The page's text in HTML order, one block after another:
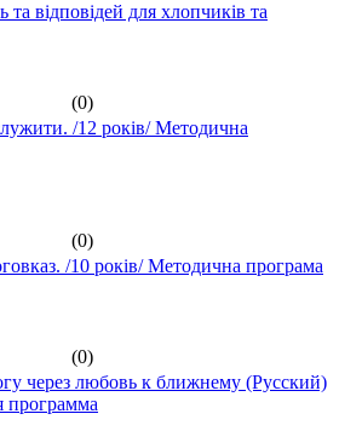
та відповідей для хлопчиків та
(0)
/12 років/ Методична
(0)
/10 років/ Методична програма
(0)
через любовь к ближнему (Русский)
программа